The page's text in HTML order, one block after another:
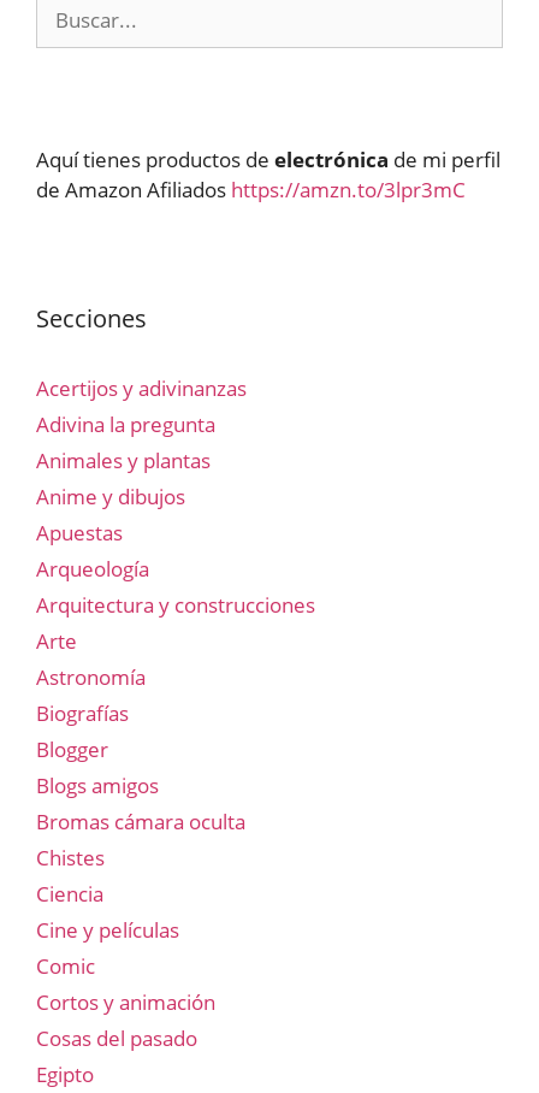
Aquí tienes productos de electrónica de mi perfil
de Amazon Afiliados https://amzn.to/3lpr3mC
Secciones
Acertijos y adivinanzas
Adivina la pregunta
Animales y plantas
Anime y dibujos
Apuestas
Arqueología
Arquitectura y construcciones
Arte
Astronomía
Biografías
Blogger
Blogs amigos
Bromas cámara oculta
Chistes
Ciencia
Cine y películas
Comic
Cortos y animación
Cosas del pasado
Egipto